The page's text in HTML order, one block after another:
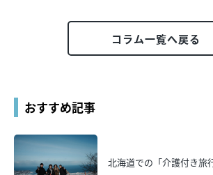
コラム一覧へ戻る
おすすめ記事
北海道での「介護付き旅